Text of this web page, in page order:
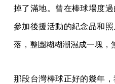
掉了滿地。曾在棒球場度
參加後援活動的紀念品和
落，整團糊糊潮濕成一塊，
那段台灣棒球正好的幾年